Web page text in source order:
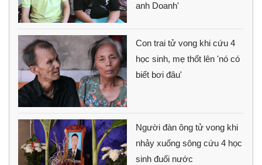
anh Doanh'
Con trai tử vong khi cứu 4
học sinh, mẹ thốt lên 'nó có
biết bơi đâu'
Người đàn ông tử vong khi
nhảy xuống sông cứu 4 học
sinh đuối nước